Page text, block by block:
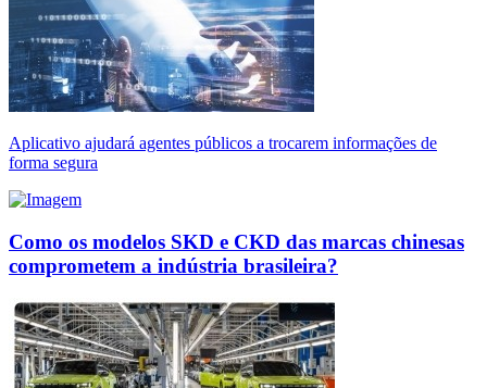
Aplicativo ajudará agentes públicos a trocarem informações de
forma segura
Como os modelos SKD e CKD das marcas chinesas
comprometem a indústria brasileira?